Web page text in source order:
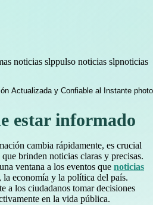
noticias slppulso noticias slpnoticias
estar informado
cambia rápidamente, es crucial
brinden noticias claras y precisas.
ventana a los eventos que noticias
la economía y la política del país.
a los ciudadanos tomar decisiones
en la vida pública.